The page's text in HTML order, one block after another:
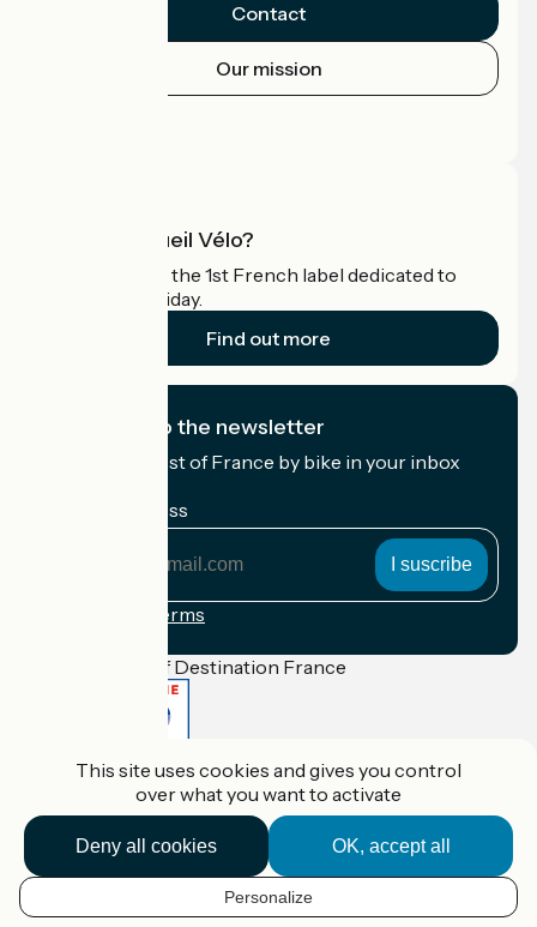
EN
Contact
Our mission
What is Accueil Vélo?
Accueil Vélo is the 1st French label dedicated to
cyclists on holiday.
Find out more
I subscribe to the newsletter
Receive the best of France by bike in your inbox
My email address
Registration terms
Funded as part of Destination France
Accueil Vélo Pro
Legal notice
Contact
Privacy policy
Réalisation :
This site uses cookies and gives you control
over what you want to activate
OK, accept all
Deny all cookies
Personalize